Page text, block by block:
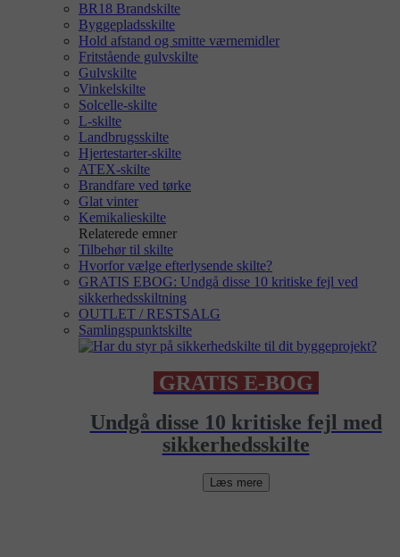
BR18 Brandskilte
Byggepladsskilte
Hold afstand og smitte værnemidler
Fritstående gulvskilte
Gulvskilte
Vinkelskilte
Solcelle-skilte
L-skilte
Landbrugsskilte
Hjertestarter-skilte
ATEX-skilte
Brandfare ved tørke
Glat vinter
Kemikalieskilte
Relaterede emner
Tilbehør til skilte
Hvorfor vælge efterlysende skilte?
GRATIS EBOG: Undgå disse 10 kritiske fejl ved
sikkerhedsskiltning
OUTLET / RESTSALG
Samlingspunktskilte
GRATIS E-BOG
Undgå disse 10 kritiske fejl med
sikkerhedsskilte
Læs mere